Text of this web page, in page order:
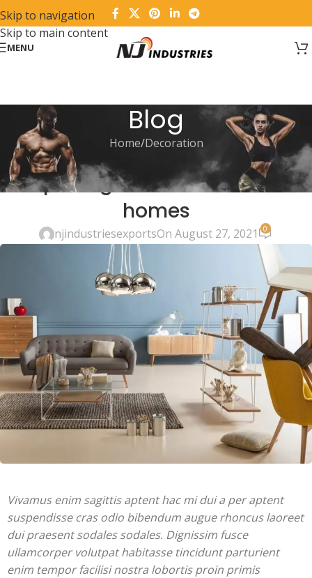
Skip to navigation
Skip to main content
MENU
Blog
Home Decoration
Exploring Atlanta’s modern
homes
njindustriesexportsOn August 27, 2021 0
Vivamus enim sagittis aptent hac mi dui a per aptent
suspendisse cras odio bibendum augue rhoncus laoreet
dui praesent sodales sodales. Dignissim fusce
ullamcorper volutpat habitasse tincidunt parturient
enim tempor facilisi nostra lobortis proin primis